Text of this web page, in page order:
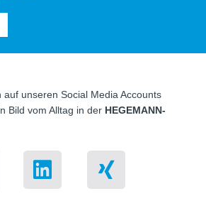
auf unse­ren Social Media Accounts
Bild vom All­tag in der HEGEMANN-